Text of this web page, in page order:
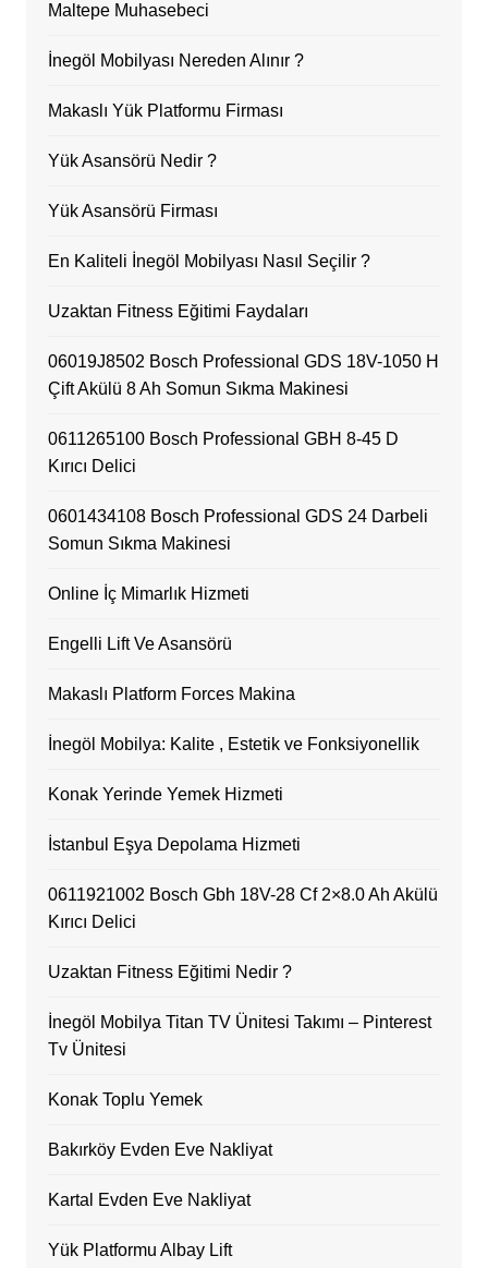
Maltepe Muhasebeci
İnegöl Mobilyası Nereden Alınır ?
Makaslı Yük Platformu Firması
Yük Asansörü Nedir ?
Yük Asansörü Firması
En Kaliteli İnegöl Mobilyası Nasıl Seçilir ?
Uzaktan Fitness Eğitimi Faydaları
06019J8502 Bosch Professional GDS 18V-1050 H
Çift Akülü 8 Ah Somun Sıkma Makinesi
0611265100 Bosch Professional GBH 8-45 D
Kırıcı Delici
0601434108 Bosch Professional GDS 24 Darbeli
Somun Sıkma Makinesi
Online İç Mimarlık Hizmeti
Engelli Lift Ve Asansörü
Makaslı Platform Forces Makina
İnegöl Mobilya: Kalite , Estetik ve Fonksiyonellik
Konak Yerinde Yemek Hizmeti
İstanbul Eşya Depolama Hizmeti
0611921002 Bosch Gbh 18V-28 Cf 2×8.0 Ah Akülü
Kırıcı Delici
Uzaktan Fitness Eğitimi Nedir ?
İnegöl Mobilya Titan TV Ünitesi Takımı – Pinterest
Tv Ünitesi
Konak Toplu Yemek
Bakırköy Evden Eve Nakliyat
Kartal Evden Eve Nakliyat
Yük Platformu Albay Lift